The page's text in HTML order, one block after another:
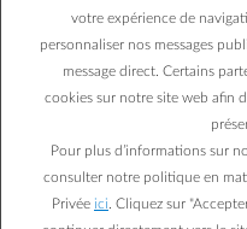
le vérifier vous-même.
Test : le compteur électrique
Branchez un appareil
fonctionne.
Essayez les lumières. Vérifiez
n'est pas coupé.
Test : le compteur de gaz est-il
Pour le gaz, vous pouvez
Vérifiez toutefois si
votre expérience de
personnaliser nos messages
message direct. Certains
cookies sur notre site web afin
Pour plus d’informations sur
consulter notre politique en
Privée ici . Cliquez sur